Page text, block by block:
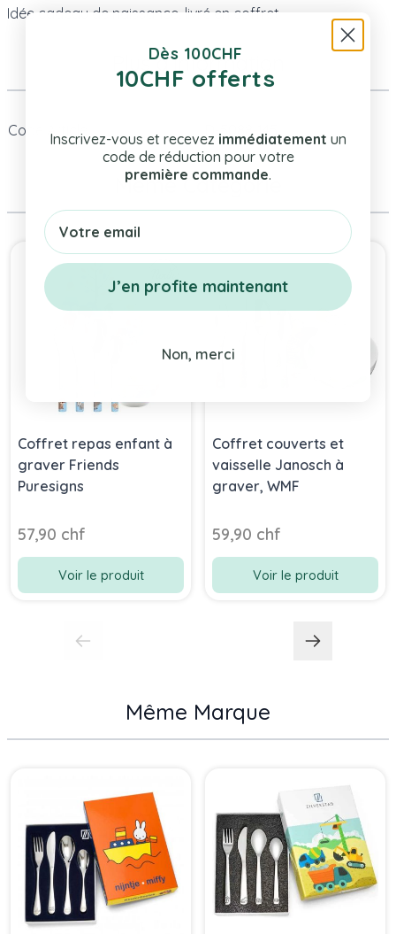
Idée cadeau de naissance, livré en coffret
Plus d’information
Code Article D-5088-145
Même Catégorie
Press to skip carousel
Coffret repas enfant à
graver Friends
Puresigns
57,90 chf
Voir le produit
Coffret couverts et
vaisselle Janosch à
graver, WMF
59,90 chf
Voir le produit
Même Marque
Dès 100CHF
10CHF offerts
Inscrivez-vous et recevez immédiatement un
code de réduction pour votre
première commande.
Email
J’en profite maintenant
Non, merci